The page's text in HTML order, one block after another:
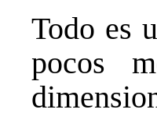
Todo es
pocos